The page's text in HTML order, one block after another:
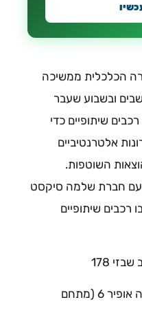
הכלכלית ממשיכה
ובשבוע שעבר
רכבים שיתופיים כדי
אלטרנטיביים
השוטפות.
חברת שלמה סיקסט
רכבים שיתופיים
178
🚙 רובע האומנים – רחוב שייקה אופיר 6 (מתחם